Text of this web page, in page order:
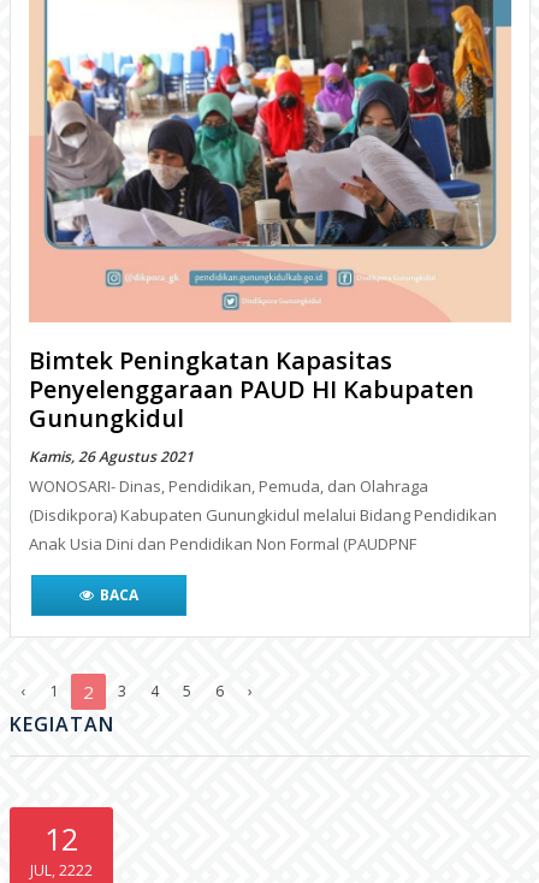
Bimtek Peningkatan Kapasitas
Penyelenggaraan PAUD HI Kabupaten
Gunungkidul
Kamis, 26 Agustus 2021
WONOSARI- Dinas, Pendidikan, Pemuda, dan Olahraga
(Disdikpora) Kabupaten Gunungkidul melalui Bidang Pendidikan
Anak Usia Dini dan Pendidikan Non Formal (PAUDPNF
BACA
‹ 1 2 3 4 5 6 ›
KEGIATAN
12
JUL, 2222